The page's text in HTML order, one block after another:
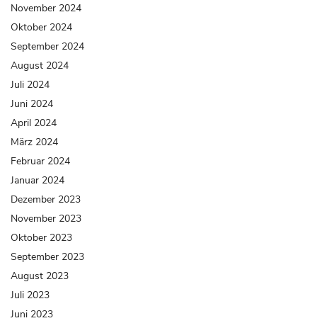
November 2024
Oktober 2024
September 2024
August 2024
Juli 2024
Juni 2024
April 2024
März 2024
Februar 2024
Januar 2024
Dezember 2023
November 2023
Oktober 2023
September 2023
August 2023
Juli 2023
Juni 2023